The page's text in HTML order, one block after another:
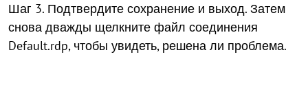
Шаг 3. Подтвердите сохранение и выход. Затем
снова дважды щелкните файл соединения
Default.rdp, чтобы увидеть, решена ли проблема.